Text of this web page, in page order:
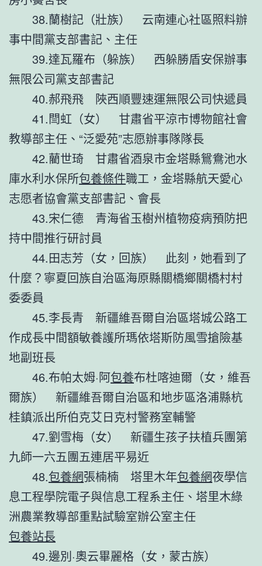
38.蘭樹記（壯族） 云南連心社區照料辦
事中間黨支部書記、主任
39.達瓦羅布（躲族） 西躲勝盾安保辦事
無限公司黨支部書記
40.郝飛飛 陜西順豐速運無限公司快遞員
41.閆虹（女） 甘肅省平涼市博物館社會
教導部主任、“泛愛苑”志愿辦事隊隊長
42.藺世琦 甘肅省酒泉市金塔縣鴛鴦池水
庫水利水保所包養條件職工，金塔縣航天愛心
志愿者協會黨支部書記、會長
43.宋仁德 青海省玉樹州植物疫病預防把
持中間推行研討員
44.田志芳（女，回族） 此刻，她看到了
什麼？寧夏回族自治區海原縣關橋鄉關橋村村
委委員
45.李長青 新疆維吾爾自治區塔城公路工
作成長中間額敏養護所瑪依塔斯防風雪搶險基
地副班長
46.布帕太姆·阿包養布杜喀迪爾（女，維吾
爾族） 新疆維吾爾自治區和地步區洛浦縣杭
桂鎮派出所伯克艾日克村警務室輔警
47.劉雪梅（女） 新疆生孩子扶植兵團第
九師一六五團五連居平易近
48.包養網張楠楠 塔里木年包養網夜學信
息工程學院電子與信息工程系主任、塔里木綠
洲農業教導部重點試驗室辦公室主任
包養站長
49.邊別·奧云畢麗格（女，蒙古族）